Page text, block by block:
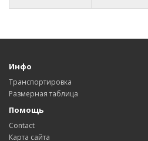
Инфо
Транспортировка
Размерная таблица
Помощь
Contact
Карта сайта